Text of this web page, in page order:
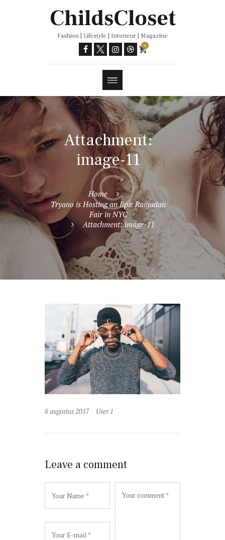
ChildsCloset
Fashion | Lifestyle | Interieur | Magazine
0
Attachment:
image-11
Home
Tryano is Hosting an Epic Ramadan
Fair in NYC
Attachment: image-11
8 augustus 2017 User 1
Leave a comment